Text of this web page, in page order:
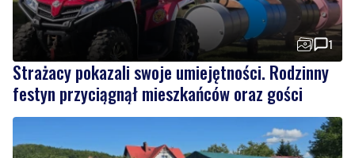
Strażacy pokazali swoje umiejętności. Rodzinny
festyn przyciągnął mieszkańców oraz gości